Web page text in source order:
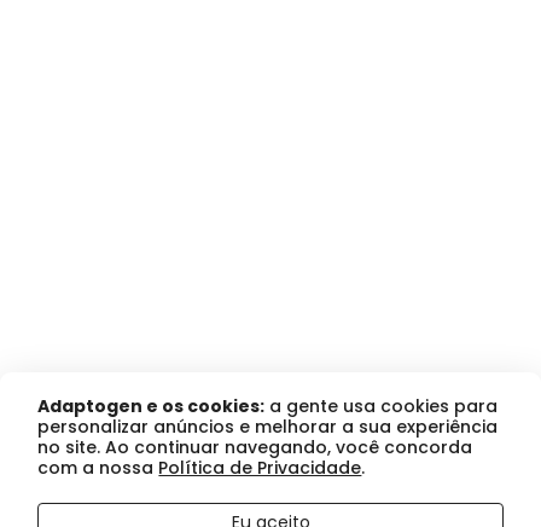
R$ 88,35 Panic
Adaptogen e os cookies: a gente usa cookies para
personalizar anúncios e melhorar a sua experiência
no site. Ao continuar navegando, você concorda
com a nossa Política de Privacidade.
Eu aceito